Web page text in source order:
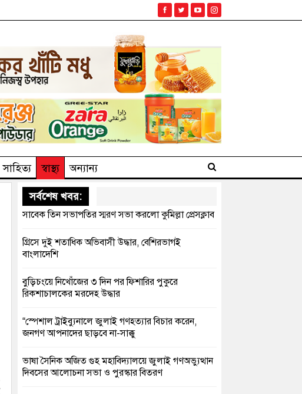
সাহিত‌্য স্বাস্থ্য
অন্যান্য
সর্বশেষ খবর:
সাবেক তিন সভাপতির স্মরণ সভা করলো কুমিল্লা প্রেসক্লাব
গ্রিসে দুই শতাধিক অভিবাসী উদ্ধার, বেশিরভাগই
বাংলাদেশি
বুড়িচংয়ে নিখোঁজের ৩ দিন পর ফিশারির পুকুরে
রিকশাচালকের মরদেহ উদ্ধার
“স্পেশাল ট্রাইব্যুনালে জুলাই গণহত্যার বিচার করেন,
জনগণ আপনাদের ছাড়বে না-সাক্কু
ভাষা সৈনিক অজিত গুহ মহাবিদ্যালয়ে জুলাই গণঅভ্যুত্থান
দিবসের আলোচনা সভা ও পুরস্কার বিতরণ